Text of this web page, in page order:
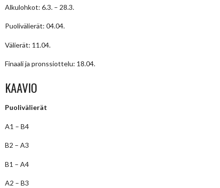
Alkulohkot: 6.3. – 28.3.
Puolivälierät: 04.04.
Välierät: 11.04.
Finaali ja pronssiottelu: 18.04.
KAAVIO
Puolivälierät
A1 – B4
B2 – A3
B1 – A4
A2 – B3